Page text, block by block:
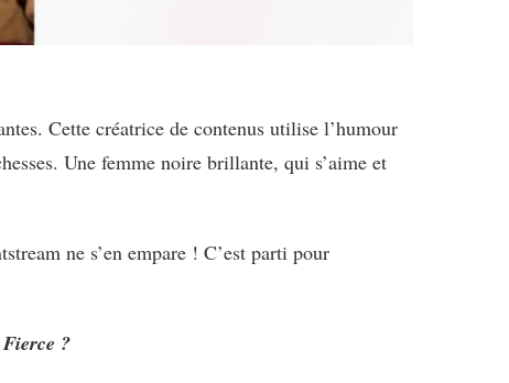
Cette créatrice de contenus utilise l’humour
Une femme noire brillante, qui s’aime et
ne s’en empare ! C’est parti pour
?